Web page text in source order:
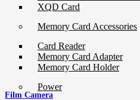
XQD Card
Memory Card Accessories
Card Reader
Memory Card Adapter
Memory Card Holder
Power
Film Camera